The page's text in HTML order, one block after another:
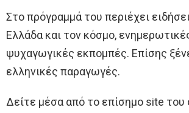
Στο πρόγραμμά του περιέχει
Ελλάδα και τον κόσμο,
ψυχαγωγικές εκπομπές. Επίσης
ελληνικές παραγωγές.
Δείτε μέσα από το επίσημο site του